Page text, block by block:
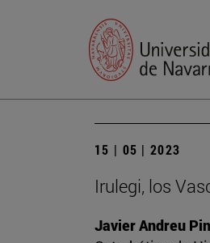
15 | 05 | 2023
Irulegi, los
Javier Andreu